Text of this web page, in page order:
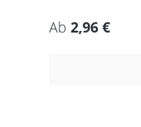
Regulärer Preis:
Ab 2,96 €